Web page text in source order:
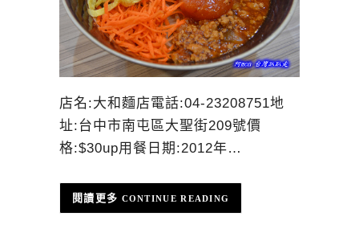
店名:大和麵店電話:04-23208751地
址:台中市南屯區大聖街209號價
格:$30up用餐日期:2012年…
CONTINUE READING